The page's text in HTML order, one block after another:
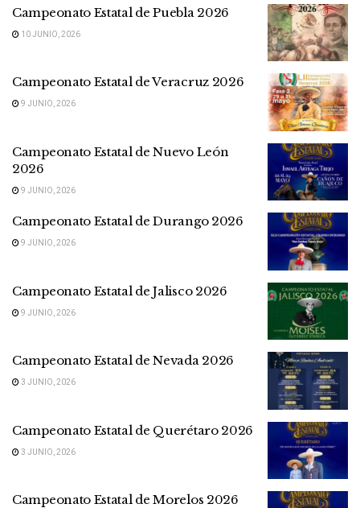
Campeonato Estatal de Puebla 2026
10 JUNIO, 2026
Campeonato Estatal de Veracruz 2026
9 JUNIO, 2026
Campeonato Estatal de Nuevo León
2026
9 JUNIO, 2026
Campeonato Estatal de Durango 2026
9 JUNIO, 2026
Campeonato Estatal de Jalisco 2026
9 JUNIO, 2026
Campeonato Estatal de Nevada 2026
3 JUNIO, 2026
Campeonato Estatal de Querétaro 2026
3 JUNIO, 2026
Campeonato Estatal de Morelos 2026